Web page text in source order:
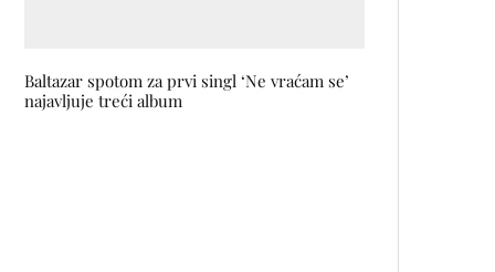
Baltazar spotom za prvi singl ‘Ne vraćam se’
najavljuje treći album